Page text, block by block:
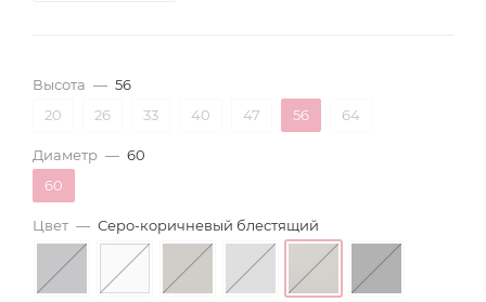
Высота — 56
20
26 33 40 47 56 64
Диаметр — 60
60
Цвет — Серо-коричневый блестящий